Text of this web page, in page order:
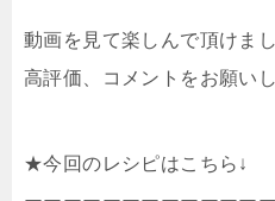
動画を見て楽しんで頂けま
高評価、コメントをお願いし
★今回のレシピはこちら↓